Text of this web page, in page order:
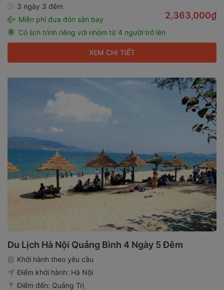
2,363,000₫
3 ngày 3 đêm
Miễn phí đưa đón sân bay
Có lịch trình riêng với nhóm từ 4 người trở lên
XEM CHI TIẾT
Du Lịch Hà Nội Quảng Bình 4 Ngày 5 Đêm
Khởi hành theo yêu cầu
Điểm khởi hành: Hà Nội
Điểm đến: Quảng Trị